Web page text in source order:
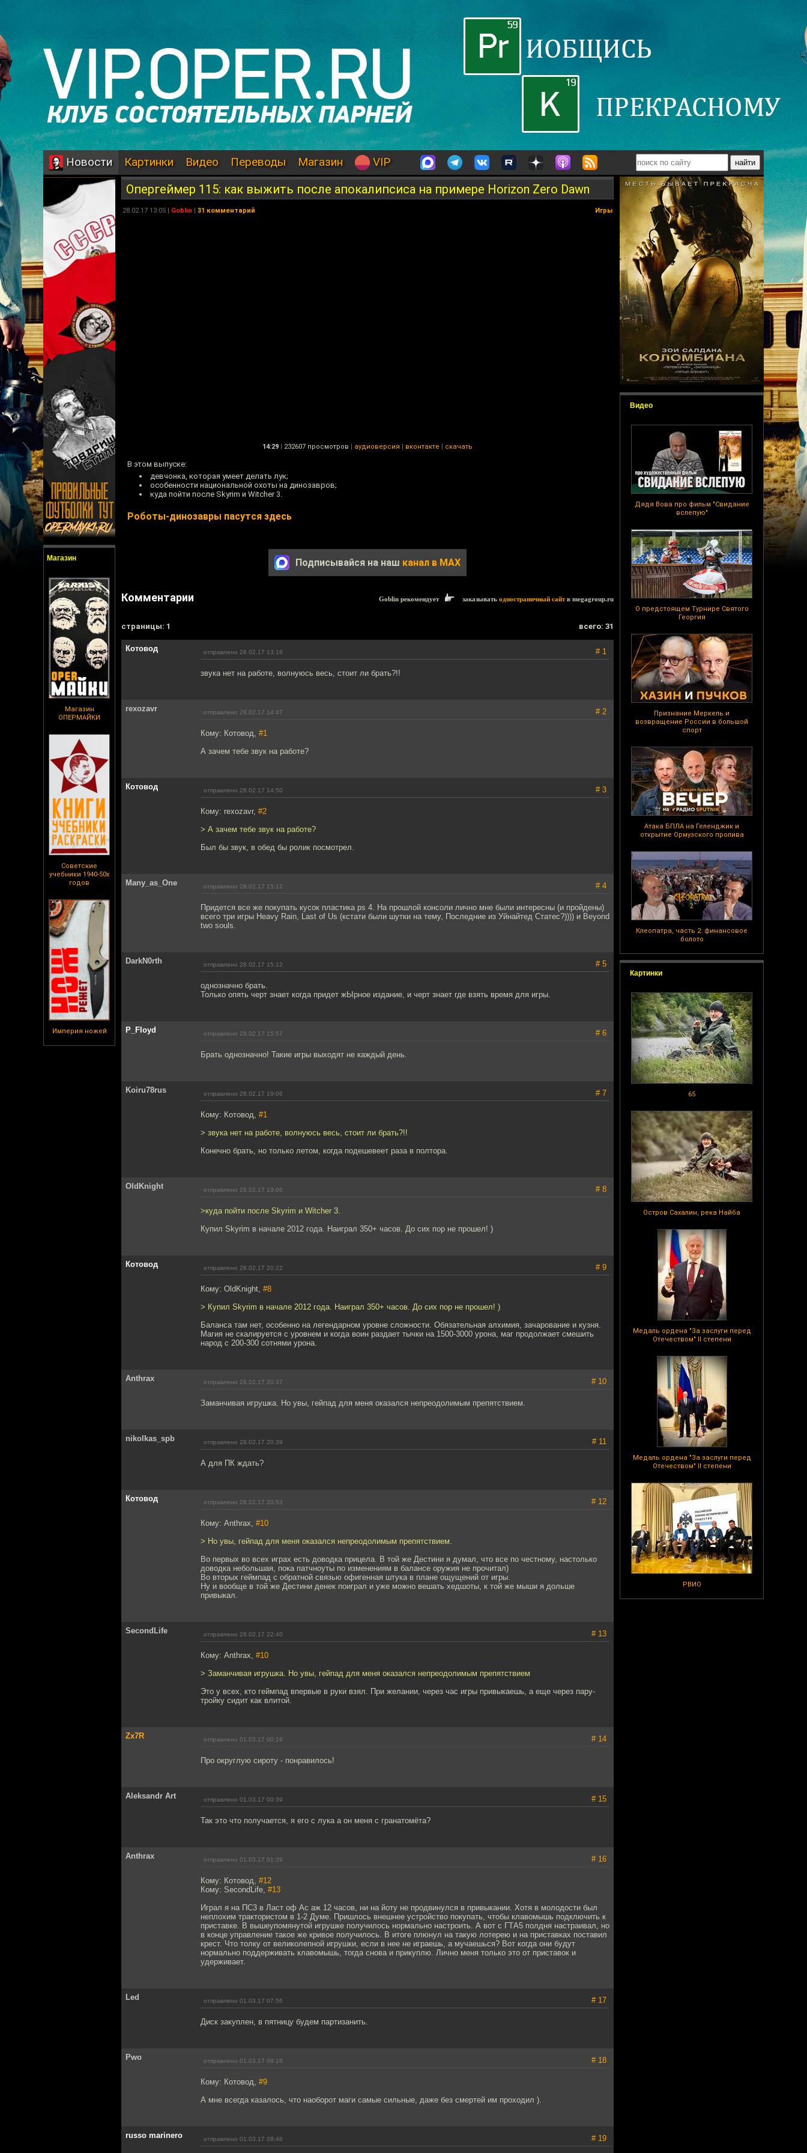
Новости Картинки Видео Переводы Магазин VIP
Магазин
Магазин
ОПЕРМАЙКИ
Советские
учебники 1940-50х
годов
Империя ножей
Видео
Дядя Вова про фильм "Свидание
вслепую"
О предстоящем Турнире Святого
Георгия
Признание Меркель и
возвращение России в большой
спорт
Атака БПЛА на Геленджик и
открытие Ормузского пролива
Клеопатра, часть 2: финансовое
болото
Картинки
65
Остров Сахалин, река Найба
Медаль ордена "За заслуги перед
Отечеством" II степени
Медаль ордена "За заслуги перед
Отечеством" II степени
РВИО
Опергеймер 115: как выжить после апокалипсиса на примере Horizon Zero Dawn
28.02.17 13:05 | Goblin | 31 комментарий Игры
14:29 | 232607 просмотров | аудиоверсия | вконтакте | скачать
В этом выпуске:
девчонка, которая умеет делать лук;
особенности национальной охоты на динозавров;
куда пойти после Skyrim и Witcher 3.
Роботы-динозавры пасутся здесь
Подписывайся на наш канал в MAX
Комментарии Goblin рекомендует заказывать одностраничный сайтв megagroup.ru
cтраницы: 1 всего: 31
Котовод отправлено 28.02.17 13:16 # 1
звука нет на работе, волнуюсь весь, стоит ли брать?!!
rexozavr отправлено 28.02.17 14:47 # 2
Кому: Котовод, #1
А зачем тебе звук на работе?
Котовод отправлено 28.02.17 14:50 # 3
Кому: rexozavr, #2
> А зачем тебе звук на работе?
Был бы звук, в обед бы ролик посмотрел.
Many_as_One отправлено 28.02.17 15:12 # 4
Придется все же покупать кусок пластика ps 4. На прошлой консоли лично мне были интересны (и пройдены)
всего три игры Heavy Rain, Last of Us (кстати были шутки на тему, Последние из Уйнайтед Статес?)))) и Beyond
two souls.
DarkN0rth отправлено 28.02.17 15:12 # 5
однозначно брать.
Только опять черт знает когда придет жЫрное издание, и черт знает где взять время для игры.
P_Floyd отправлено 28.02.17 15:57 # 6
Брать однозначно! Такие игры выходят не каждый день.
Koiru78rus отправлено 28.02.17 19:06 # 7
Кому: Котовод, #1
> звука нет на работе, волнуюсь весь, стоит ли брать?!!
Конечно брать, но только летом, когда подешевеет раза в полтора.
OldKnight отправлено 28.02.17 19:06 # 8
>куда пойти после Skyrim и Witcher 3.
Купил Skyrim в начале 2012 года. Наиграл 350+ часов. До сих пор не прошел! )
Котовод отправлено 28.02.17 20:22 # 9
Кому: OldKnight, #8
> Купил Skyrim в начале 2012 года. Наиграл 350+ часов. До сих пор не прошел! )
Баланса там нет, особенно на легендарном уровне сложности. Обязательная алхимия, зачарование и кузня.
Магия не скалируется с уровнем и когда воин раздает тычки на 1500-3000 урона, маг продолжает смешить
народ с 200-300 сотнями урона.
Anthrax отправлено 28.02.17 20:37 # 10
Заманчивая игрушка. Но увы, гейпад для меня оказался непреодолимым препятствием.
nikolkas_spb отправлено 28.02.17 20:39 # 11
А для ПК ждать?
Котовод отправлено 28.02.17 20:53 # 12
Кому: Anthrax, #10
> Но увы, гейпад для меня оказался непреодолимым препятствием.
Во первых во всех играх есть доводка прицела. В той же Дестини я думал, что все по честному, настолько
доводка небольшая, пока патчноуты по изменениям в балансе оружия не прочитал)
Во вторых геймпад с обратной связью офигенная штука в плане ощущений от игры.
Ну и вообще в той же Дестини денек поиграл и уже можно вешать хедшоты, к той же мыши я дольше
привыкал.
SecondLife отправлено 28.02.17 22:40 # 13
Кому: Anthrax, #10
> Заманчивая игрушка. Но увы, гейпад для меня оказался непреодолимым препятствием
Это у всех, кто геймпад впервые в руки взял. При желании, через час игры привыкаешь, а еще через пару-
тройку сидит как влитой.
Zx7R отправлено 01.03.17 00:16 # 14
Про округлую сироту - понравилось!
Aleksandr Art отправлено 01.03.17 00:39 # 15
Так это что получается, я его с лука а он меня с гранатомёта?
Anthrax отправлено 01.03.17 01:39 # 16
Кому: Котовод, #12
Кому: SecondLife, #13
Играл я на ПС3 в Ласт оф Ас аж 12 часов, ни на йоту не продвинулся в привыкании. Хотя в молодости был
неплохим трактористом в 1-2 Думе. Пришлось внешнее устройство покупать, чтобы клавомышь подключить к
приставке. В вышеупомянутой игрушке получилось нормально настроить. А вот с ГТА5 полдня настраивал, но
в конце управление такое же кривое получилось. В итоге плюнул на такую лотерею и на приставках поставил
крест. Что толку от великолепной игрушки, если в нее не играешь, а мучаешься? Вот когда они будут
нормально поддерживать клавомышь, тогда снова и прикуплю. Лично меня только это от приставок и
удерживает.
Led отправлено 01.03.17 07:56 # 17
Диск закуплен, в пятницу будем партизанить.
Pwo отправлено 01.03.17 08:16 # 18
Кому: Котовод, #9
А мне всегда казалось, что наоборот маги самые сильные, даже без смертей им проходил ).
russo marinero отправлено 01.03.17 08:46 # 19